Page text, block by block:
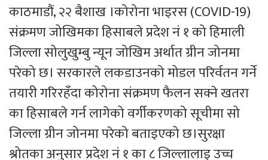
काठमाडौं, २२ बैशाख ।कोरोना भाइरस (COVID-19)
संक्रमण जोखिमका हिसाबले प्रदेश नं १ को हिमाली
जिल्ला सोलुखुम्बु न्यून जोखिम अर्थात ग्रीन जोनमा
परेको छ। सरकारले लकडाउनको मोडल परिर्वतन गर्ने
तयारी गरिरहँदा कोरोना संक्रमण फैलन सक्ने खतरा
का हिसाबले गर्न लागेको वर्गीकरणको सूचीमा सो
जिल्ला ग्रीन जोनमा परेको बताइएको छ।सुरक्षा
श्रोतका अनुसार प्रदेश नं १ का ८ जिल्लालाइ उच्च